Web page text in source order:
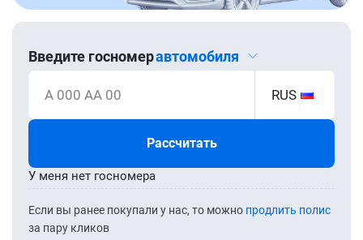
Введите госномеравтомобиля
А 000 АА 00 RUS
Рассчитать
Если вы ранее покупали у нас, то можно продлить полис
за пару кликов
У меня нет госномера